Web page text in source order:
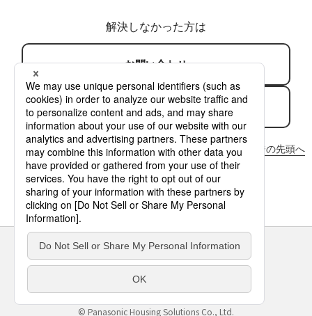
解決しなかった方は
お問い合わせ
修理のご相談
ページの先頭へ
サイトのご利用にあたって
クッキーポリシー
個人情報保護方針
パナソニック ホールディングス
Area/Country
パナソニック ハウジングソリューションズ株式会社
© Panasonic Housing Solutions Co., Ltd.